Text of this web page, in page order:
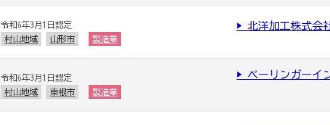
令和6年3月1日認定
村山地域
山形市 製造業
▶ 北洋加工株式会
令和6年3月1日認定
村山地域
東根市 製造業
▶ ベーリンガーイ